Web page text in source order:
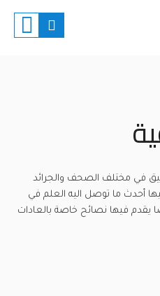
في مختلف الصحف والجرائد
أحدث ما توصل اليه العلم في
يقدم فيها نصائح خاصة بالعادات